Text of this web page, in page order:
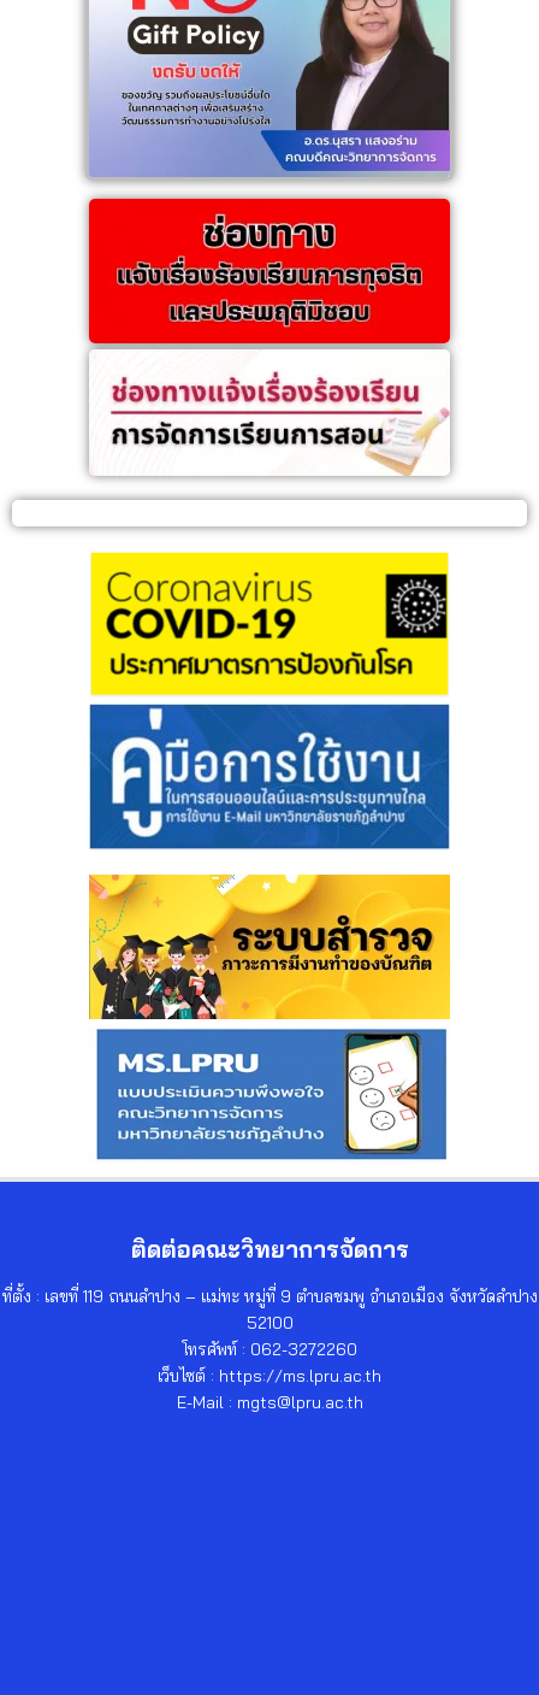
ติดต่อคณะวิทยาการจัดการ
ที่ตั้ง : เลขที่ 119 ถนนลำปาง – แม่ทะ หมู่ที่ 9 ตำบลชมพู อำเภอเมือง จังหวัดลำปาง
52100
โทรศัพท์ : 062-3272260
เว็บไซต์ : https://ms.lpru.ac.th
E-Mail : mgts@lpru.ac.th